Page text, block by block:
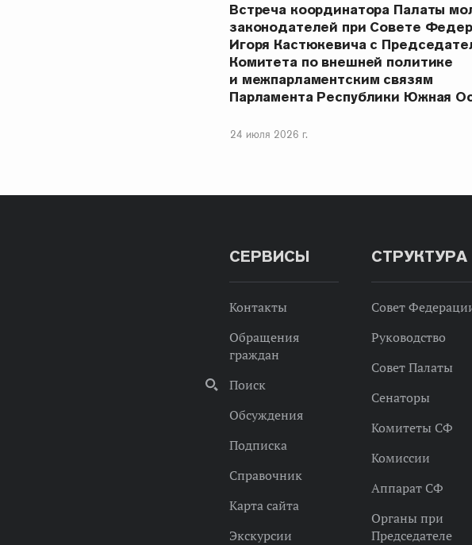
Встреча координатора Палаты
законодателей при Совете
Игоря Кастюкевича с
Комитета по внешней политике
и межпарламентским связям
Парламента Республики Южная
24 июля 2026 г.
СЕРВИСЫ
Контакты
Обращения
граждан
Поиск
Обсуждения
Подписка
Справочник
Карта сайта
Экскурсии
СТРУКТУРА
Совет
Руководство
Совет Палаты
Сенаторы
Комитеты СФ
Комиссии
Аппарат СФ
Органы при
Председателе